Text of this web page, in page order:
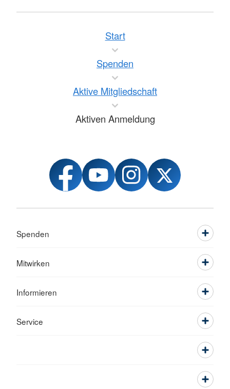
Start
Spenden
Aktive Mitgliedschaft
Aktiven Anmeldung
Spenden
Mitwirken
Informieren
Service